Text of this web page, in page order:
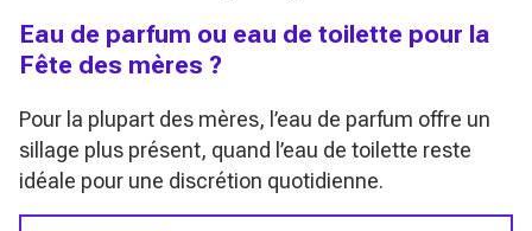
Eau de parfum ou eau de toilette pour la
Fête des mères ?
Pour la plupart des mères, l’eau de parfum offre un
sillage plus présent, quand l’eau de toilette reste
idéale pour une discrétion quotidienne.